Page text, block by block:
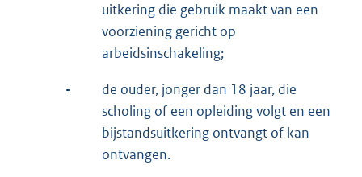
uitkering die gebruik maakt van een
voorziening gericht op
arbeidsinschakeling;
-
de ouder, jonger dan 18 jaar, die
scholing of een opleiding volgt en een
bijstandsuitkering ontvangt of kan
ontvangen.